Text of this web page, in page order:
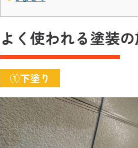
よく使われる塗装
①下塗り